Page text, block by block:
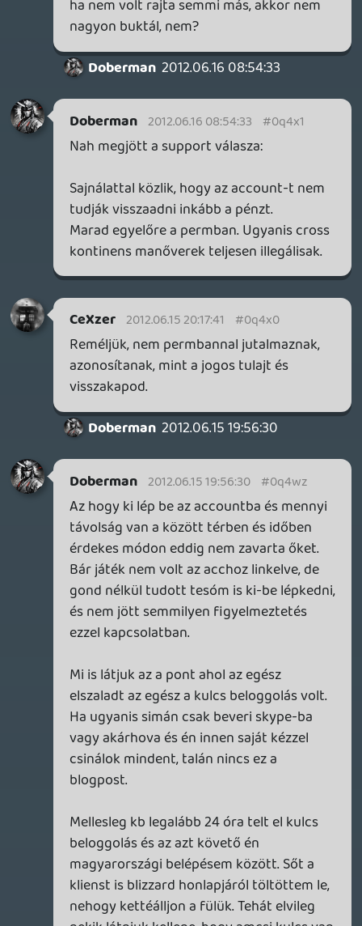
sigmavirus1 2012.06.15 17:06:06
Oh jó tudni, még nincs meg így a WoWból
indultam ki, ott mintha nem lehetett volna.
CeXzer 2012.06.15 16:49:37
CeXzer 2012.06.15 16:49:37 #0q4wx
Azzal nincs gond, kiválasztja, hogy EU-n
Doberman: Felesleges letölteni szerintem
így, mert ha be tudsz majd lépni, le is fogod
tudni tölteni a klienst normálisan,
hivatalosan, addig meg minek.
Viszont ott nagyon eltoltad, hogy a tesód
regisztrálta a kulcsot, az szerintem
egyértelmű lehetett volna, hogy a Blizzard
automatikus védelmi cuccán is fenn fog
végéről akarnak belépni ugyanabba az
accountba, és az igazi gáz az, hogy ez az
EULA megsértése*. Egyértelműen le van
benne írva, hogy nem adhatod oda a
jelszavad másnak, pont, azt is leírta
sokszor a Blizzard az évek során, hogy
miért ne adnád oda, a tesódban megbízol,
de ezt ne úgy tedd, hogy van köztetek egy
Ez bannal jár, és ha ezt mondod nekik, nem
kizárt, hogy az lesz a reakció, hogy majd
legközelebb nem sérted meg az EULA-t,
sorry és ez még jogos is lesz.
Szal én is aszondom, hogy itt te hibáztál,
pedig mostanában nagyon nem vagyok
nagy barátja a Blizzardnak, de ezeket a
játékszabályokat a mi védelmünkre hozták
EULA nem ismerete nélkül, józan ésszel
sem gondolhatod, hogy egy account
biztonságra ennyire nyűgös cégnél ez a
regisztrálási mód elmegy.
Ha most a Blizzard visszaadja az
accountod (ahogy szerintem vissza fogják,
csak velük kommunikálj, ne újabb
* Battle.net ToS (ami része a Diablo 3
EULA-nak):
2. You agree that you will not, under any
circumstances:
2.5 let any third party (except for a minor